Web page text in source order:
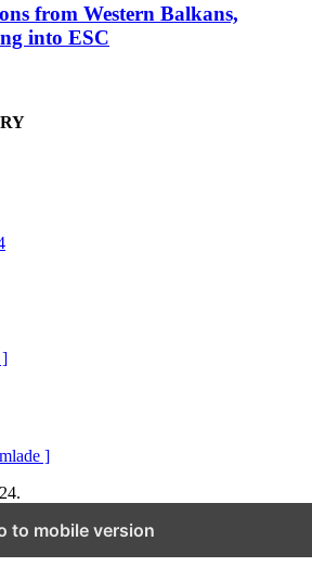
from Western Balkans,
into ESC
]
]
to mobile version